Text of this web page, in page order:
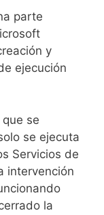
parte
y
ejecución
se
se ejecuta
Servicios de
intervención
la